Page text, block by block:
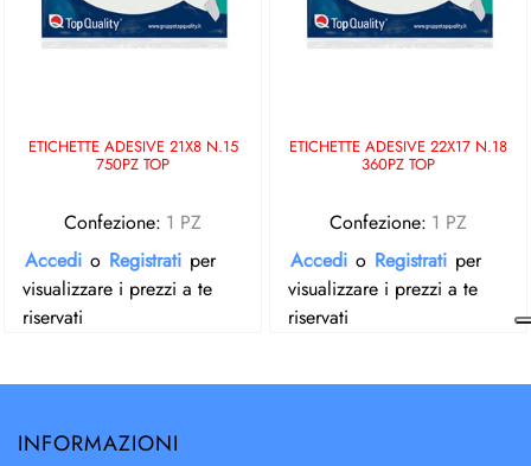
ETICHETTE ADESIVE 21X8 N.15
750PZ TOP
Confezione: 1 PZ
Accedi o Registrati per
visualizzare i prezzi a te
riservati
ETICHETTE ADESIVE 22X17 N.18
360PZ TOP
Confezione: 1 PZ
Accedi o Registrati per
visualizzare i prezzi a te
riservati
INFORMAZIONI